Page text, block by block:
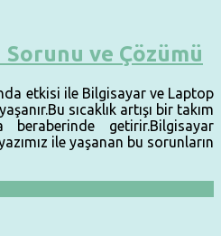
Sorunu ve Çözümü
etkisi ile Bilgisayar ve Laptop
sıcaklık artışı bir takım
beraberinde getirir.Bilgisayar
ile yaşanan bu sorunların